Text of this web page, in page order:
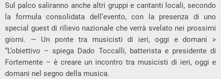
Sul palco saliranno anche altri gruppi e cantanti locali, secondo
la formula consolidata dell’evento, con la presenza di uno
special guest di rilievo nazionale che verrà svelato nei prossimi
giorni. — Un ponte tra musicisti di ieri, oggi e domani >
“L’obiettivo – spiega Dado Toccalli, batterista e presidente di
Fortemente – è creare un incontro tra musicisti di ieri, oggi e
domani nel segno della musica.